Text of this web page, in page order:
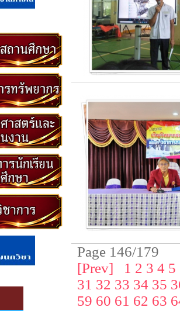
Page 146/179
[Prev]
1 2 3 4 5
31 32 33 34 35
59 60 61 62 63